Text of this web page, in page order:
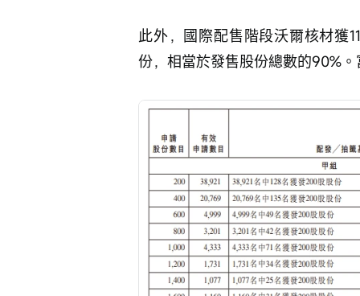
此外，國際配售階段沃爾核材獲
份，相當於發售股份總數的90%